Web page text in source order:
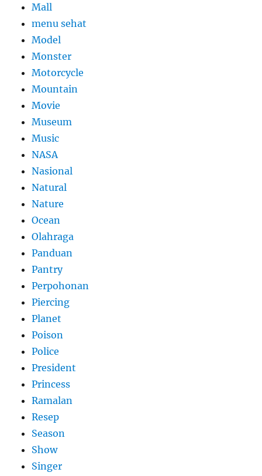
Mall
menu sehat
Model
Monster
Motorcycle
Mountain
Movie
Museum
Music
NASA
Nasional
Natural
Nature
Ocean
Olahraga
Panduan
Pantry
Perpohonan
Piercing
Planet
Poison
Police
President
Princess
Ramalan
Resep
Season
Show
Singer